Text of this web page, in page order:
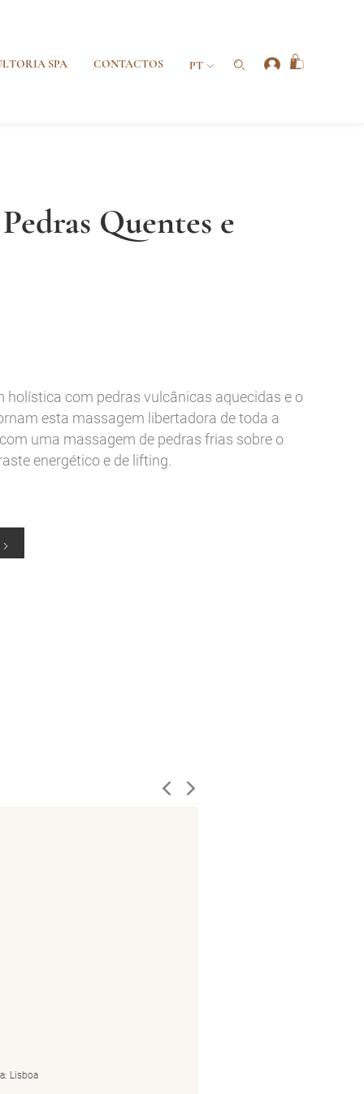
SPA CONTACTOS PT
Quentes e
holística com pedras vulcânicas aquecidas e o
esta massagem libertadora de toda a
uma massagem de pedras frias sobre o
energético e de lifting.
Lisboa